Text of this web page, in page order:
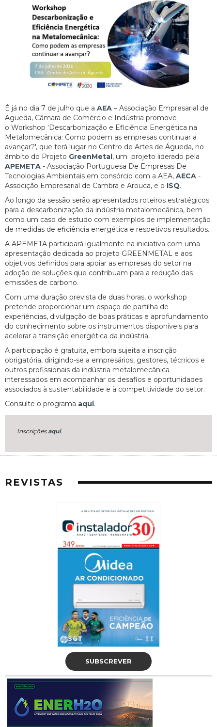
É já no dia 7 de julho que a AEA – Associação Empresarial de
Agueda, Câmara de Comércio e Indústria promove
o Workshop 'Descarbonização e Eficiência Energética na
Metalomecânica: Como podem as empresas continuar a
avançar?', que terá lugar no Centro de Artes de Águeda, no
âmbito do Projeto GreenMetal, um projeto liderado pela
APEMETA - Associação Portuguesa De Empresas De
Tecnologias Ambientais em consórcio com a AEA, AECA -
Associção Empresarial de Cambra e Arouca, e o ISQ.
Ao longo da sessão serão apresentados roteiros estratégicos
para a descarbonização da indústria metalomecânica, bem
como um caso de estudo com exemplos de implementação
de medidas de eficiência energética e respetivos resultados.
A APEMETA participará igualmente na iniciativa com uma
apresentação dedicada ao projeto GREENMETAL e aos
objetivos definidos para apoiar as empresas do setor na
adoção de soluções que contribuam para a redução das
emissões de carbono.
Com uma duração prevista de duas horas, o workshop
pretende proporcionar um espaço de partilha de
experiências, divulgação de boas práticas e aprofundamento
do conhecimento sobre os instrumentos disponíveis para
acelerar a transição energética da indústria.
A participação é gratuita, embora sujeita a inscrição
obrigatória, dirigindo-se a empresários, gestores, técnicos e
outros profissionais da indústria metalomecânica
interessados em acompanhar os desafios e oportunidades
associados à sustentabilidade e à competitividade do setor.
Consulte o programa aqui.
Inscrições aqui.
REVISTAS
SUBSCREVER